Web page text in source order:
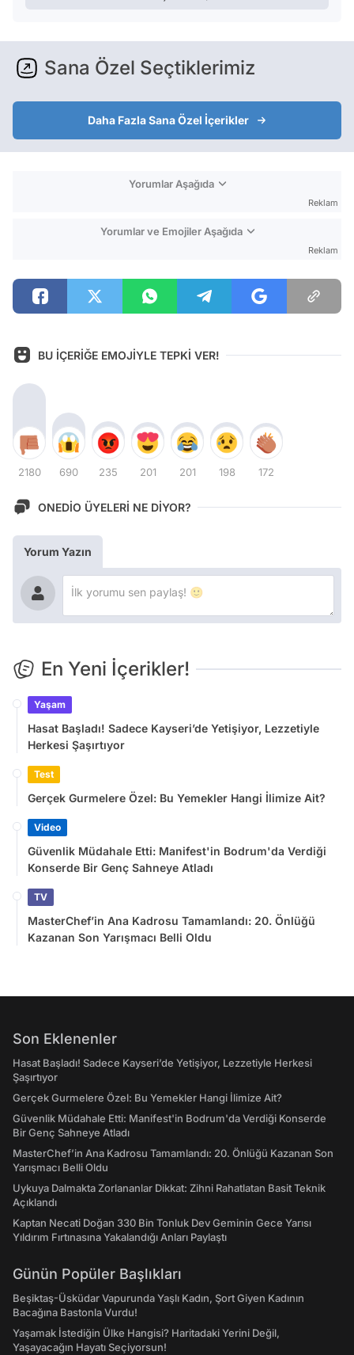
Sana Özel Seçtiklerimiz
Daha Fazla Sana Özel İçerikler
Yorumlar Aşağıda
Reklam
Yorumlar ve Emojiler Aşağıda
Reklam
BU İÇERİĞE EMOJİYLE TEPKİ VER!
2180 690 235 201 201 198 172
ONEDİO ÜYELERİ NE DİYOR?
Yorum Yazın
En Yeni İçerikler!
Yaşam
Hasat Başladı! Sadece Kayseri’de Yetişiyor, Lezzetiyle
Herkesi Şaşırtıyor
Test
Gerçek Gurmelere Özel: Bu Yemekler Hangi İlimize Ait?
Video
Güvenlik Müdahale Etti: Manifest'in Bodrum'da Verdiği
Konserde Bir Genç Sahneye Atladı
TV
MasterChef’in Ana Kadrosu Tamamlandı: 20. Önlüğü
Kazanan Son Yarışmacı Belli Oldu
Son Eklenenler
Hasat Başladı! Sadece Kayseri’de Yetişiyor, Lezzetiyle Herkesi
Şaşırtıyor
Gerçek Gurmelere Özel: Bu Yemekler Hangi İlimize Ait?
Güvenlik Müdahale Etti: Manifest'in Bodrum'da Verdiği Konserde
Bir Genç Sahneye Atladı
MasterChef’in Ana Kadrosu Tamamlandı: 20. Önlüğü Kazanan Son
Yarışmacı Belli Oldu
Uykuya Dalmakta Zorlananlar Dikkat: Zihni Rahatlatan Basit Teknik
Açıklandı
Kaptan Necati Doğan 330 Bin Tonluk Dev Geminin Gece Yarısı
Yıldırım Fırtınasına Yakalandığı Anları Paylaştı
Günün Popüler Başlıkları
Beşiktaş-Üsküdar Vapurunda Yaşlı Kadın, Şort Giyen Kadının
Bacağına Bastonla Vurdu!
Yaşamak İstediğin Ülke Hangisi? Haritadaki Yerini Değil,
Yaşayacağın Hayatı Seçiyorsun!